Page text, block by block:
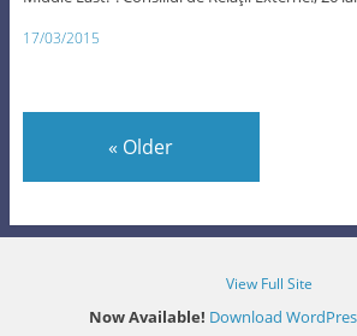
17/03/2015
« Older
View Full Site
Now Available! Download